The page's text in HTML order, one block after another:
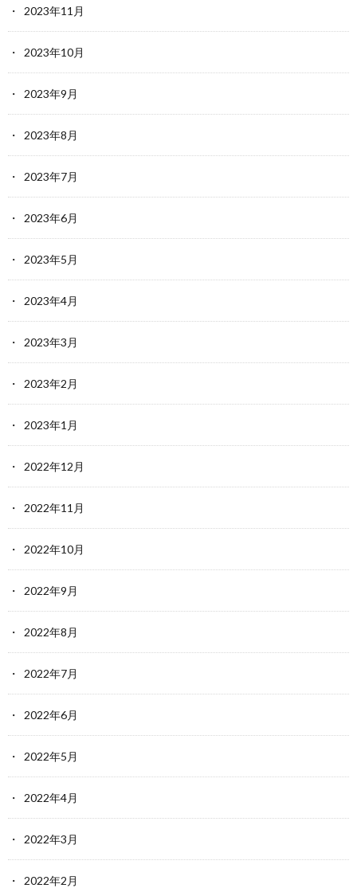
2023年11月
2023年10月
2023年9月
2023年8月
2023年7月
2023年6月
2023年5月
2023年4月
2023年3月
2023年2月
2023年1月
2022年12月
2022年11月
2022年10月
2022年9月
2022年8月
2022年7月
2022年6月
2022年5月
2022年4月
2022年3月
2022年2月